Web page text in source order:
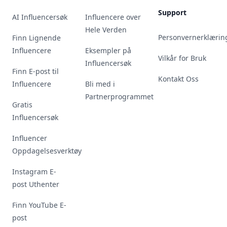
AI Influencersøk
Finn Lignende
Influencere
Finn E-post til
Influencere
Gratis
Influencersøk
Influencer
Oppdagelsesverktøy
Instagram E-
post Uthenter
Finn YouTube E-
post
Influencere over
Hele Verden
Eksempler på
Influencersøk
Bli med i
Partnerprogrammet
Support
Vilkår for Bruk
Kontakt Oss